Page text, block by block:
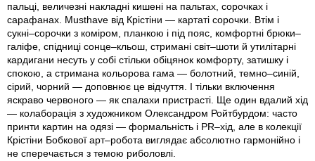
пальці, величезні накладні кишені на пальтах, сорочках і
сарафанах. Musthave від Крістіни — картаті сорочки. Втім і
сукні–сорочки з коміром, планкою і під пояс, комфортні брюки–
галіфе, спідниці сонце–кльош, стримані світ–шоти й утилітарні
кардигани несуть у собі стільки обіцянок комфорту, затишку і
спокою, а стримана кольорова гама — болотний, темно–синій,
сірий, чорний — доповнює це відчуття. І тільки включення
яскраво червоного — як спалахи пристрасті. Ще один вдалий хід
— колаборація з художником Олександром Ройтбурдом: часто
принти картин на одязі — формальність і PR–хід, але в колекції
Крістіни Бобкової арт–робота виглядає абсолютно гармонійно і
не сперечається з темою риболовлі.